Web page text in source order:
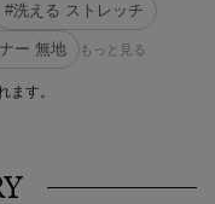
#洗える ストレッチ
ー 無地 もっと見る
す。